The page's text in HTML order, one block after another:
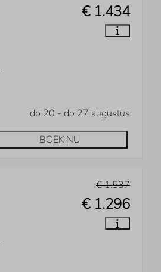
€ 1.434
do 20 - do 27 augustus
BOEK NU
€ 1.537
€ 1.296